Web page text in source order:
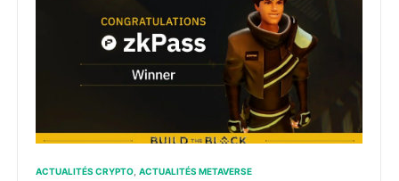
ACTUALITÉS CRYPTO ACTUALITÉS METAVERSE